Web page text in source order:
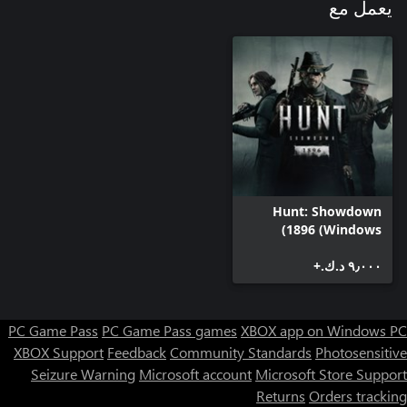
يعمل مع
Hunt: Showdown
1896 (Windows)
٩٫٠٠٠ د.ك.‏+
PC Game Pass PC Game Pass games XBOX app on Windows PC
XBOX Support FeedbackCommunity Standards Photosensitive
Seizure Warning Microsoft account Microsoft Store Support
Returns Orders tracking